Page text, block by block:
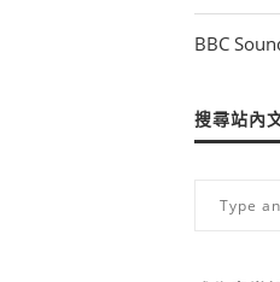
BBC
搜尋站內